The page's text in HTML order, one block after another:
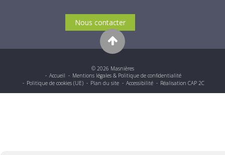
Nous contacter
© 2026 Masnières
Accueil
Mentions légales & Politique de confidentialité
Politique de cookies (UE)
Plan du site Accessibilité Réalisation CAP 2C